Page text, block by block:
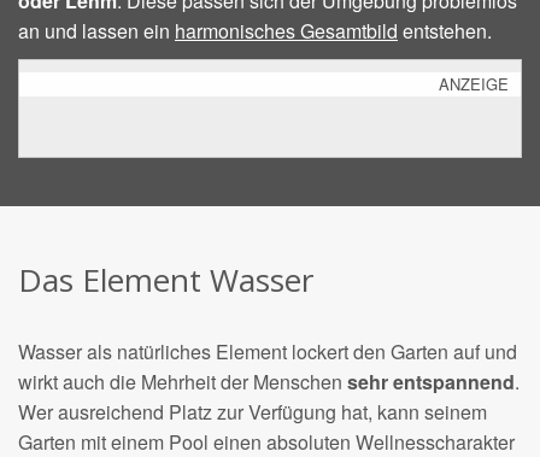
an und lassen ein harmonisches Gesamtbild entstehen.
ANZEIGE
Das Element Wasser
Wasser als natürliches Element lockert den Garten auf und
wirkt auch die Mehrheit der Menschen sehr entspannend.
Wer ausreichend Platz zur Verfügung hat, kann seinem
Garten mit einem Pool einen absoluten Wellnesscharakter